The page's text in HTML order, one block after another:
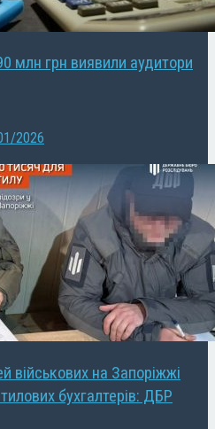
млн грн виявили аудитори
2026
військових на Запоріжжі
бухгалтерів: ДБР